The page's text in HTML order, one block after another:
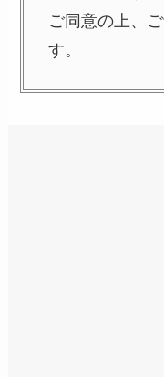
ご同意の上、
す。